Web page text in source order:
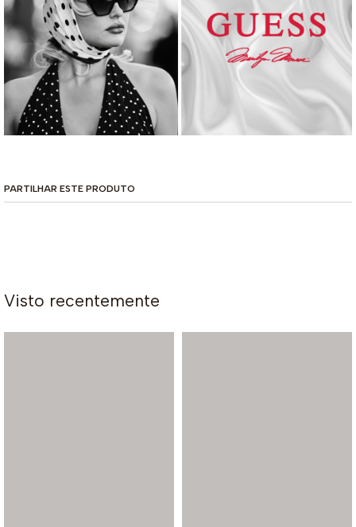
PARTILHAR ESTE PRODUTO
Visto recentemente